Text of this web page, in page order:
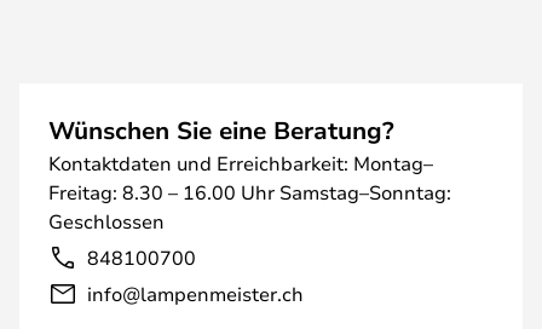
Wünschen Sie eine Beratung?
Kontaktdaten und Erreichbarkeit: Montag–
Freitag: 8.30 – 16.00 Uhr Samstag–Sonntag:
Geschlossen
848100700
info@lampenmeister.ch